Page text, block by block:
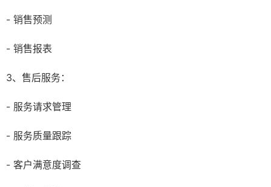
- 销售预测
- 销售报表
3、售后服务：
- 服务请求管理
- 服务质量跟踪
- 客户满意度调查